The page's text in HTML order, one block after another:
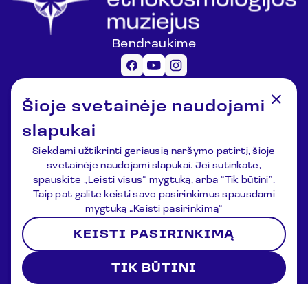
Šioje svetainėje naudojami
slapukai
Siekdami užtikrinti geriausią naršymo patirtį, šioje
svetainėje naudojami slapukai. Jei sutinkate,
spauskite „Leisti visus“ mygtuką, arba “Tik būtini”.
Taip pat galite keisti savo pasirinkimus spausdami
mygtuką „Keisti pasirinkimą“
KEISTI PASIRINKIMĄ
TIK BŪTINI
Bendraukime
registracija@lemuziejus.lt
info@etnokosmomuziejus.lt
+370 3 834 5424
Adresas
Kulionių k., Žvaigždžių g. 10, Čiulėnų
P./d. Nr.44, LT-33354, Molėtai
RegistracijaNaujienosApie muziejųKontaktai
Sąlygos ir nuostatosPrivatumo politika